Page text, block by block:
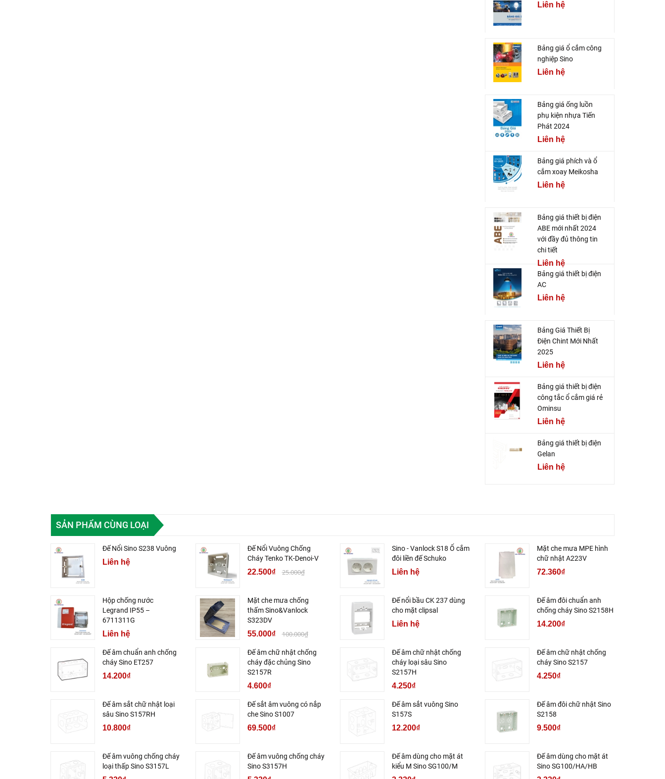
Liên hệ
Bảng giá ổ cắm công
nghiệp Sino
Liên hệ
Bảng giá ống luồn
phụ kiện nhựa Tiến
Phát 2024
Liên hệ
Bảng giá phích và ổ
cắm xoay Meikosha
Liên hệ
Bảng giá thiết bị điện
ABE mới nhất 2024
với đầy đủ thông tin
chi tiết
Liên hệ
Bảng giá thiết bị điện
AC
Liên hệ
Bảng Giá Thiết Bị
Điện Chint Mới Nhất
2025
Liên hệ
Bảng giá thiết bị điện
công tắc ổ cắm giá rẻ
Ominsu
Liên hệ
Bảng giá thiết bị điện
Gelan
Liên hệ
SẢN PHẨM CÙNG LOẠI
Đế Nổi Sino S238 Vuông
Liên hệ
Đế Nổi Vuông Chống
Cháy Tenko TK-Denoi-V
22.500₫ 25.000₫
Sino - Vanlock S18 Ổ cắm
đôi liền đế Schuko
Liên hệ
Mặt che mưa MPE hình
chữ nhật A223V
72.360₫
Hộp chống nước
Legrand IP55 –
6711311G
Liên hệ
Mặt che mưa chống
thấm Sino&Vanlock
S323DV
55.000₫ 100.000₫
Đế nổi bầu CK 237 dùng
cho mặt clipsal
Liên hệ
Đế âm đôi chuẩn anh
chống cháy Sino S2158H
14.200₫
Đế âm chuẩn anh chống
cháy Sino ET257
14.200₫
Đế âm chữ nhật chống
cháy đặc chủng Sino
S2157R
4.600₫
Đế âm chữ nhật chống
cháy loại sâu Sino
S2157H
4.250₫
Đế âm chữ nhật chống
cháy Sino S2157
4.250₫
Đế âm sắt chữ nhật loại
sâu Sino S157RH
10.800₫
Đế sắt âm vuông có nắp
che Sino S1007
69.500₫
Đế âm sắt vuông Sino
S157S
12.200₫
Đế âm đôi chữ nhật Sino
S2158
9.500₫
Đế âm vuông chống cháy
loại thấp Sino S3157L
Đế âm vuông chống cháy
Sino S3157H
Đế âm dùng cho mặt át
kiểu M Sino SG100/M
Đế âm dùng cho mặt át
Sino SG100/HA/HB